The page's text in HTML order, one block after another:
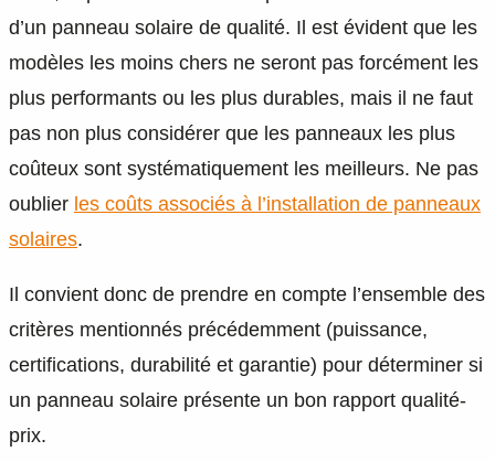
d’un panneau solaire de qualité. Il est évident que les
modèles les moins chers ne seront pas forcément les
plus performants ou les plus durables, mais il ne faut
pas non plus considérer que les panneaux les plus
coûteux sont systématiquement les meilleurs. Ne pas
oublier les coûts associés à l’installation de panneaux
solaires.
Il convient donc de prendre en compte l’ensemble des
critères mentionnés précédemment (puissance,
certifications, durabilité et garantie) pour déterminer si
un panneau solaire présente un bon rapport qualité-
prix.